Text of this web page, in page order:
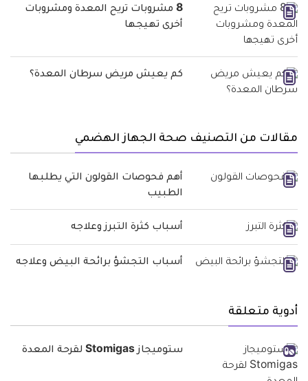
8 مشروبات تريح المعدة ومشروبات
أخرى تهيجها
كم يعيش مريض سرطان المعدة؟
مقالات من التصنيف صحة الجهاز الهضمي
أهم فحوصات القولون التي يطلبها
الطبيب
أسباب كثرة التبرز وعلاجه
أسباب التجشؤ برائحة البيض وعلاجه
أدوية متعلقة
ستوميجاز Stomigas لقرحة المعدة